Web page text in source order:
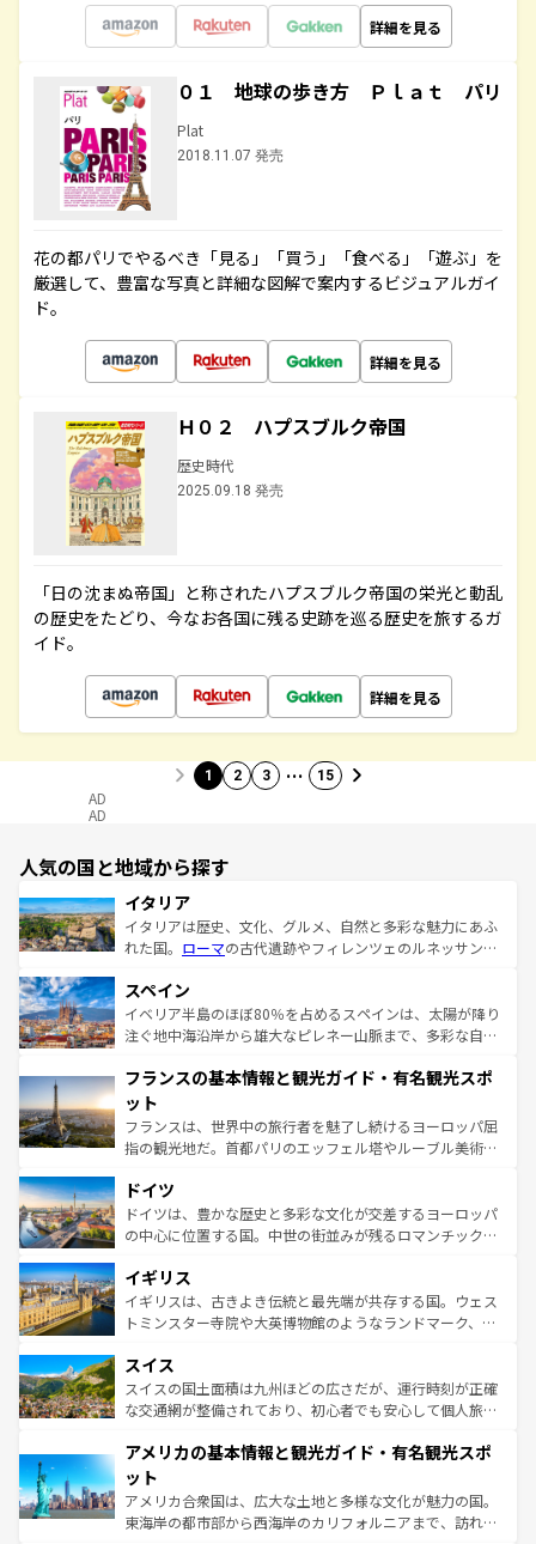
詳細を見る
０１ 地球の歩き方 Ｐｌａｔ パリ
Plat
2018.11.07 発売
花の都パリでやるべき「見る」「買う」「食べる」「遊ぶ」を
厳選して、豊富な写真と詳細な図解で案内するビジュアルガイ
ド。
詳細を見る
Ｈ０２ ハプスブルク帝国
歴史時代
2025.09.18 発売
「日の沈まぬ帝国」と称されたハプスブルク帝国の栄光と動乱
の歴史をたどり、今なお各国に残る史跡を巡る歴史を旅するガ
イド。
詳細を見る
1 2 3 … 15
AD
AD
人気の国と地域から探す
イタリア
イタリアは歴史、文化、グルメ、自然と多彩な魅力にあふ
れた国。 ローマの古代遺跡やフィレンツェのルネッサンス
ろん、トスカーナの美しい田園風景やアマルフィ海岸の絶
景など、自然景観も見逃せない。観光の合間には、本場の
ピザやパスタなど、絶品のイタリア料理を堪能することも
ませてくれるイタリアで、忘れられない旅をしてみよう！
なお、新着のイタリア情報は
しい。
スペイン
イベリア半島のほぼ80％を占めるスペインは、太陽が降り
注ぐ地中海沿岸から雄大なピレネー山脈まで、多彩な自然
文化が根付くこの国では、情熱的なフラメンコ、熱気あふ
れる闘牛、そして美味しいタパスが生活の一部となってい
る。首都マドリードの洗練された雰囲気や、バルセロナの
アートに溢れた街角から、地方では古代ローマ遺跡や中世
せる。地方によって風土や気候が異なるスペインはその個
性で訪れる人を魅了する。 なお、新着のスペイン情報は コ
ンテンツ一覧を参照してほしい。
フランスの基本情報と観光ガイド・有名観光スポ
ット
フランスは、世界中の旅行者を魅了し続けるヨーロッパ屈
指の観光地だ。首都パリのエッフェル塔やルーブル美術館
で、幅広い魅力が詰まっている。華麗な宮殿、歴史的な大
聖堂、美しいビーチ、そして豊かな自然が、訪れる者を心
から魅了する。また、フランスは美食の国としても知ら
いる。シャンパンの発祥地であるランス、プロヴァンスの
香り高いラベンダー畑など、多彩な楽しみ方が可能だ。さ
らに、パリ以外の地域にも魅力が溢れており、どの街角に
れる地方に足を運ぶとそれぞれで全く異なる文化を体験で
きるだろう。 なお、新着のフランス情報はコンテンツ一覧
を参照してほしい。
ドイツ
ドイツは、豊かな歴史と多彩な文化が交差するヨーロッパ
の中心に位置する国。中世の街並みが残るロマンチック街
顔を持つこの国は、どこを歩いても飽きることがない。ベ
ルリンの文化的活気、バイエルン州のアルプスの絶景、そ
してライン川沿いのワイン畑といった風景は必見。ビール
は、お酒好きな人にはぜひ体験してほしい。 なお、新着の
ドイツ情報はコンテンツ一覧を参照してほしい。
イギリス
イギリスは、古きよき伝統と最先端が共存する国。ウェス
トミンスター寺院や大英博物館のようなランドマーク、歴
リアごとに異なる魅力がある。また、優雅なアフタヌーン
ティー、ビール好きにはたまらない英国パブ、サッカー観
戦など、本場だからこそできる体験も豊富。イギリスを旅
ンツ一覧を参照してほしい。
スイス
スイスの国土面積は九州ほどの広さだが、運行時刻が正確
な交通網が整備されており、初心者でも安心して個人旅行
の建物がそのまま残る町や、スイスならではのユニークな
博物館もあり、アルプス観光だけでなく町歩きも満喫する
ことができる。国民の所得が高いため物価も高いが、旅行
者向けの交通パス提供のサービスもあり、うまく活用すれ
アメリカの基本情報と観光ガイド・有名観光スポ
ット
アメリカ合衆国は、広大な土地と多様な文化が魅力の国。
東海岸の都市部から西海岸のカリフォルニアまで、訪れる